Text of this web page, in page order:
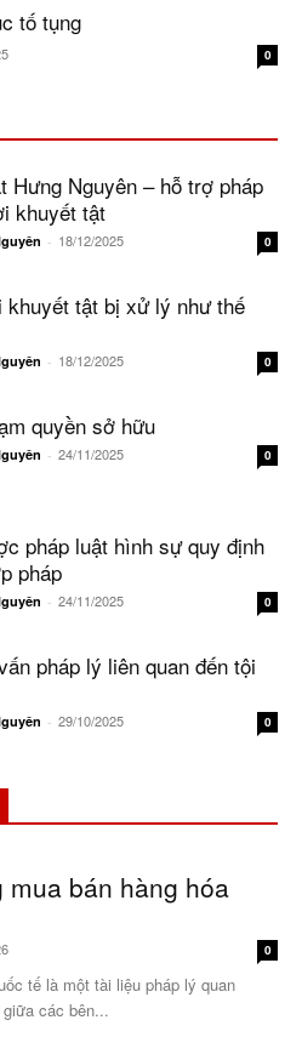
tố tụng
0
Hưng Nguyên – hỗ trợ pháp
khuyết tật
- 18/12/2025 0
tật bị xử lý như thế
- 18/12/2025 0
quyền sở hữu
- 24/11/2025 0
pháp luật hình sự quy định
pháp
- 24/11/2025 0
pháp lý liên quan đến tội
- 29/10/2025 0
mua bán hàng hóa
0
tế là một tài liệu pháp lý quan
các bên...